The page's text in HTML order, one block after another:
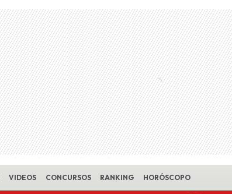
VIDEOS CONCURSOS RANKING HORÓSCOPO